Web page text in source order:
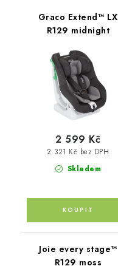
Graco Extend™ LX
R129 midnight
Skladem
2 321 Kč bez DPH
2 599 Kč
Joie every stage™
R129 moss